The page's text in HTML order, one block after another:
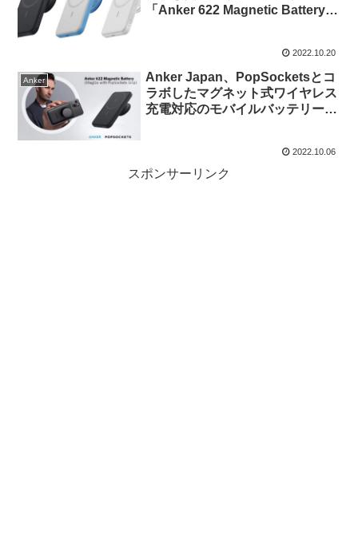
「Anker 622 Magnetic Battery
2022.10.20
Anker
Anker Japan、PopSocketsとコ
ラボしたマグネット式ワイヤレス
充電対応のモバイルバッテリー
2022.10.06
スポンサーリンク